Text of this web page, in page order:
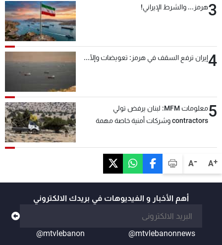
A+
A-
3هرمز... والشرط الإيراني!
4إيران ترفع السقف في هرمز: تعويضات وإلّا...
5
معلومات MFM: لبنان يرفض تولي
contractors وشركات أمنية خاصة مهمة
أهم الأخبار و الفيديوهات في بريدك الالكتروني
@mtvlebanonnews
@mtvlebanon